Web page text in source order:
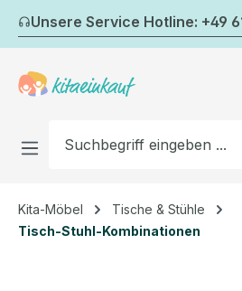
Zum Hauptinhalt springen
Unsere Service Hotline: +49
Kita-Möbel
Tische & Stühle
Tisch-Stuhl-Kombinationen